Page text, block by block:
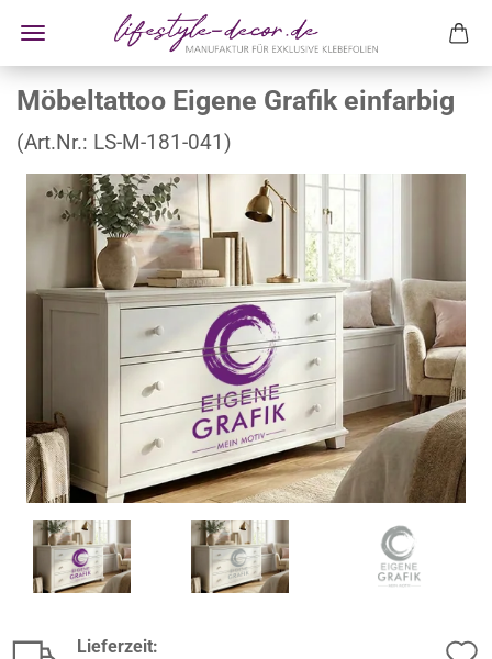
Möbeltattoo Eigene Grafik einfarbig
(Art.Nr.: LS-M-181-041)
Lieferzeit: